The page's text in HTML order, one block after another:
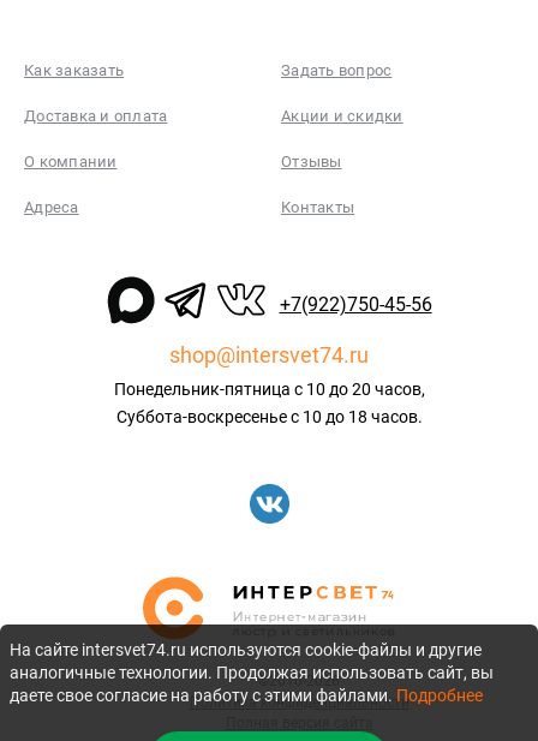
Как заказать Задать вопрос
Доставка и оплата Акции и скидки
О компании Отзывы
Адреса Контакты
+7(922)750-45-56
shop@intersvet74.ru
Понедельник-пятница с 10 до 20 часов,
Суббота-воскресенье с 10 до 18 часов.
©2010-2026
Политика конфиденциальности
На сайте intersvet74.ru используются cookie-файлы и другие
аналогичные технологии. Продолжая использовать сайт, вы
даете свое согласие на работу с этими файлами. Подробнее